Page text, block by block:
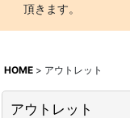
頂きます。
HOME > アウトレット
アウトレット